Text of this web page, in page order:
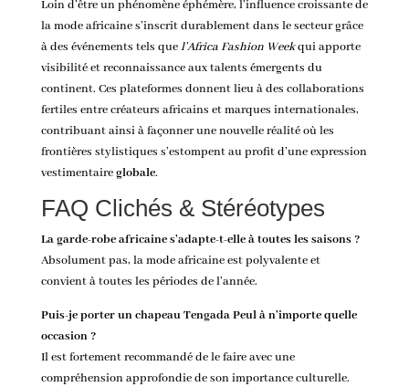
Loin d’être un phénomène éphémère, l’influence croissante de
la mode africaine s’inscrit durablement dans le secteur grâce
à des événements tels quel’Africa Fashion Weekqui apporte
visibilité et reconnaissance aux talents émergents du
continent. Ces plateformes donnent lieu à des collaborations
fertiles entre créateurs africains et marques internationales,
contribuant ainsi à façonner une nouvelle réalité où les
frontières stylistiques s’estompent au profit d’une expression
vestimentaireglobale.
FAQ Clichés & Stéréotypes
La garde-robe africaine s’adapte-t-elle à toutes les saisons ?
Absolument pas, la mode africaine est polyvalente et
convient à toutes les périodes de l’année.
Puis-je porter un chapeau Tengada Peul à n’importe quelle
occasion ?
Il est fortement recommandé de le faire avec une
compréhension approfondie de son importance culturelle.